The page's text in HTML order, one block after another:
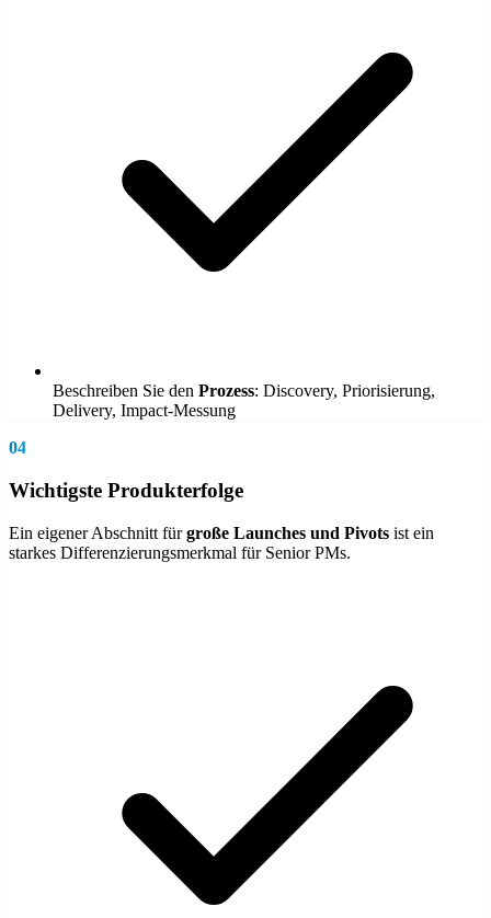
Beschreiben Sie den Prozess: Discovery, Priorisierung,
Delivery, Impact-Messung
04
Wichtigste Produkterfolge
Ein eigener Abschnitt fürgroße Launches und Pivots ist ein
starkes Differenzierungsmerkmal für Senior PMs.